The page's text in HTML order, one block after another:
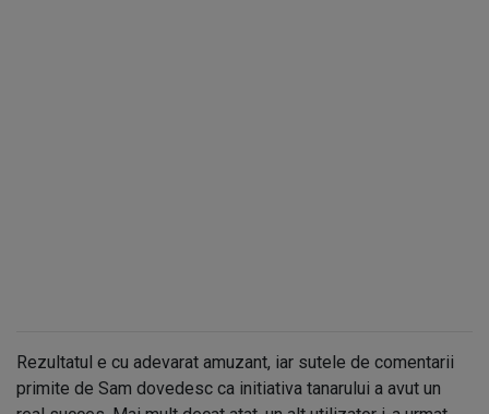
Rezultatul e cu adevarat amuzant, iar sutele de comentarii
primite de Sam dovedesc ca initiativa tanarului a avut un